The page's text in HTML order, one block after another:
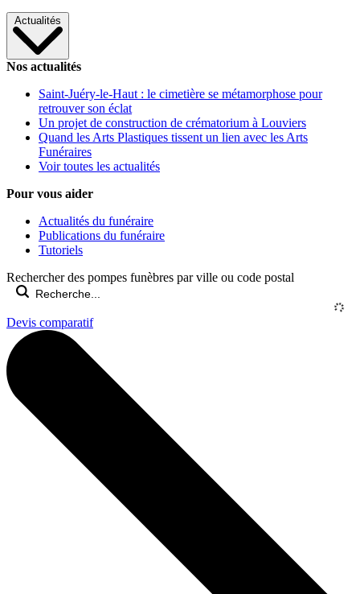
Actualités
Nos actualités
Saint-Juéry-le-Haut : le cimetière se métamorphose pour
retrouver son éclat
Un projet de construction de crématorium à Louviers
Quand les Arts Plastiques tissent un lien avec les Arts
Funéraires
Voir toutes les actualités
Pour vous aider
Actualités du funéraire
Publications du funéraire
Tutoriels
Rechercher des pompes funèbres par ville ou code postal
Devis comparatif